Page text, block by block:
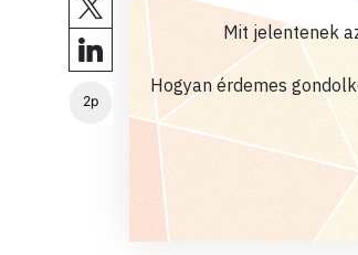
2p
Mit jelentenek
Hogyan érdemes